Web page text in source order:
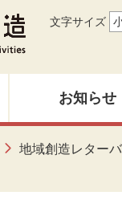
文字サイズ
お知らせ
募集中
地域創造レター